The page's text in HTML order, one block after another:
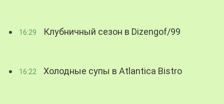
16:29 Клубничный сезон в Dizengof/99
16:22 Холодные супы в Atlantica Bistro